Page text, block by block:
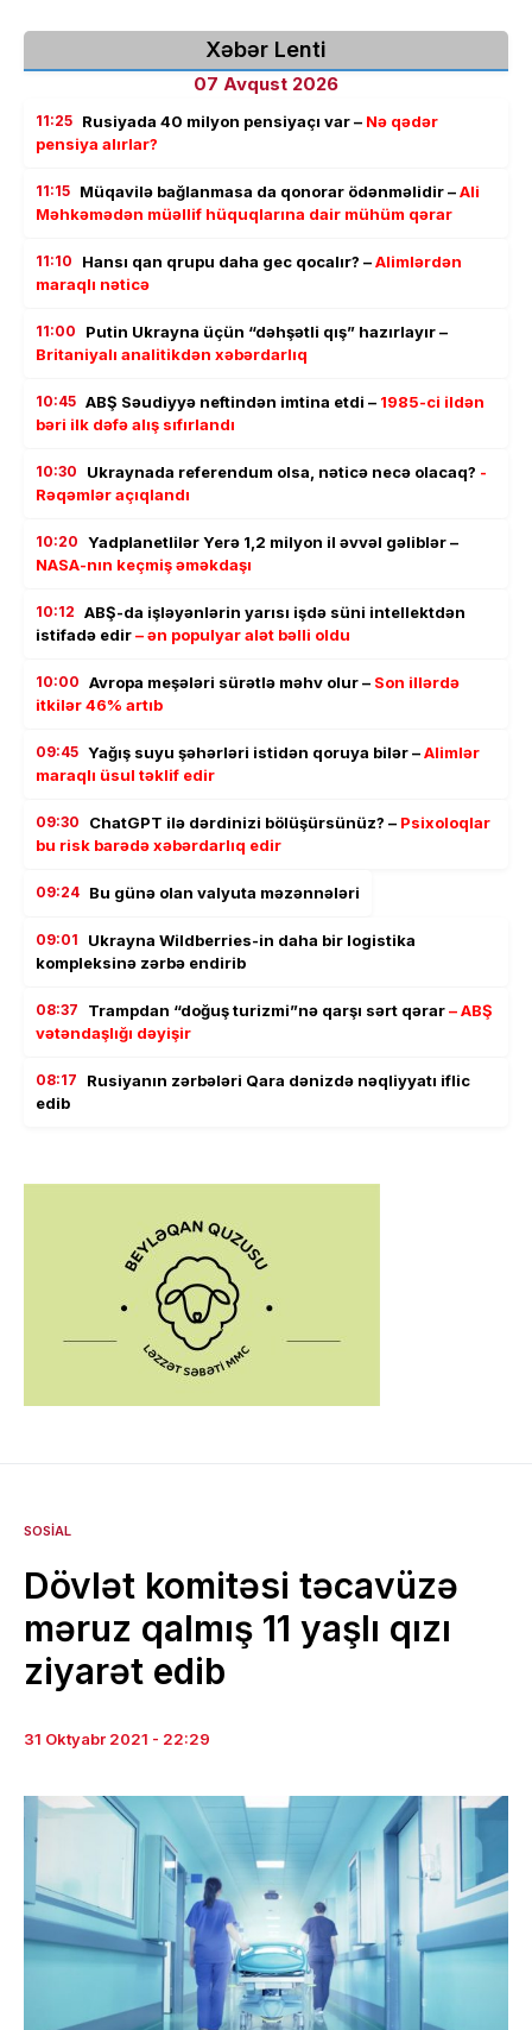
Xəbər Lenti
07 Avqust 2026
11:25 Rusiyada 40 milyon pensiyaçı var – Nə qədər
pensiya alırlar?
11:15 Müqavilə bağlanmasa da qonorar ödənməlidir –Ali
Məhkəmədən müəllif hüquqlarına dair mühüm qərar
11:10 Hansı qan qrupu daha gec qocalır? –Alimlərdən
maraqlı nəticə
11:00
Putin Ukrayna üçün “dəhşətli qış” hazırlayır –
Britaniyalı analitikdən xəbərdarlıq
10:45 ABŞ Səudiyyə neftindən imtina etdi – 1985-ci ildən
bəri ilk dəfə alış sıfırlandı
10:30 Ukraynada referendum olsa, nəticə necə olacaq? -
Rəqəmlər açıqlandı
10:20 Yadplanetlilər Yerə 1,2 milyon il əvvəl gəliblər –
NASA-nın keçmiş əməkdaşı
10:12 ABŞ-da işləyənlərin yarısı işdə süni intellektdən
istifadə edir– ən populyar alət bəlli oldu
10:00 Avropa meşələri sürətlə məhv olur – Son illərdə
itkilər 46% artıb
09:45 Yağış suyu şəhərləri istidən qoruya bilər –Alimlər
maraqlı üsul təklif edir
09:30 ChatGPT ilə dərdinizi bölüşürsünüz? – Psixoloqlar
bu risk barədə xəbərdarlıq edir
09:24 Bu günə olan valyuta məzənnələri
09:01
Ukrayna Wildberries-in daha bir logistika
kompleksinə zərbə endirib
08:37 Trampdan “doğuş turizmi”nə qarşı sərt qərar– ABŞ
vətəndaşlığı dəyişir
08:17
Rusiyanın zərbələri Qara dənizdə nəqliyyatı iflic
edib
SOSIAL
Dövlət komitəsi təcavüzə
məruz qalmış 11 yaşlı qızı
ziyarət edib
31 Oktyabr 2021 - 22:29